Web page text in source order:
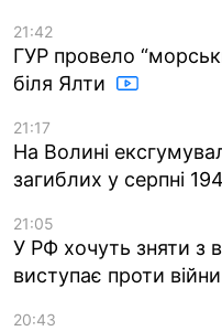
21:42
ГУР провело
біля Ялти
21:17
На Волині
загиблих у серпні
21:05
У РФ хочуть зняти з
виступає проти війни
20:43